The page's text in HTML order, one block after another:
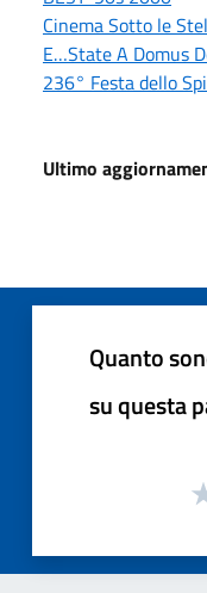
Cinema Sotto le
E…State A Domus
236° Festa dello
Ultimo
Quanto
su questa